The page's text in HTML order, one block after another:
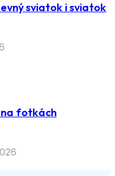
sviatok i sviatok
na fotkách